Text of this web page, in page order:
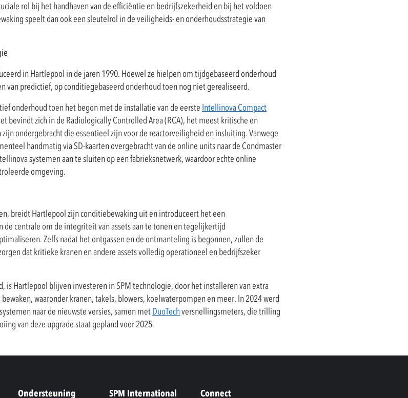
rol bij het handhaven van de efficiëntie en bedrijfszekerheid en bij het voldoen
speelt dan ook een sleutelrol in de veiligheids- en onderhoudsstrategie van
in Hartlepool in de jaren 1990. Hoewel ze hielpen om tijdgebaseerd onderhoud
predictief, op conditiegebaseerd onderhoud toen nog niet gerealiseerd.
onderhoud toen het begon met de installatie van de eerste Intellinova Compact
bevindt zich in de Radiologically Controlled Area (RCA), het meest kritische en
ondergebracht die essentieel zijn voor de reactorveiligheid en insluiting. Vanwege
handmatig via SD-kaarten overgebracht van de online units naar de Condmaster
systemen aan te sluiten op een fabrieksnetwerk, waardoor echte online
omgeving.
breidt Hartlepool zijn conditiebewaking uit en introduceert het een
centrale om de integriteit van assets aan te tonen en tegelijkertijd
Zelfs nadat het ontgassen en de ontmanteling is begonnen, zullen de
dat kritieke kranen en andere assets volledig operationeel en bedrijfszeker
is Hartlepool blijven investeren in SPM technologie, door het installeren van extra
waaronder kranen, takels, blowers, koelwaterpompen en meer. In 2024 werd
naar de nieuwste versies, samen metDuoTechversnellingsmeters, die trilling
van deze upgrade staat gepland voor 2025.
Ondersteuning SPM International Connect